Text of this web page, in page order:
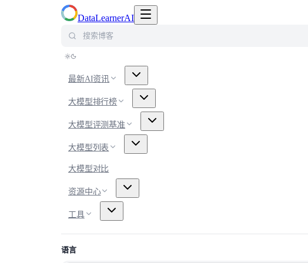
DataLearnerAI
最新AI资讯
大模型排行榜
大模型评测基准
大模型列表
大模型对比
资源中心
工具
语言